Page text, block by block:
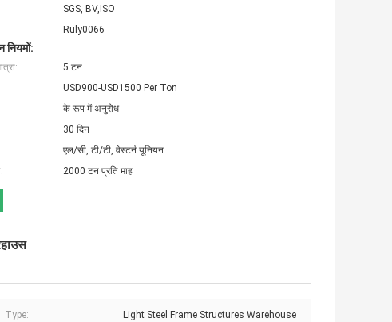
SGS, BV,ISO
Ruly0066
नियमों:
5 टन
USD900-USD1500 Per Ton
के रूप में अनुरोध
30 दिन
एल/सी, टी/टी, वेस्टर्न यूनियन
2000 टन प्रति माह
Type: Light Steel Frame Structures Warehouse